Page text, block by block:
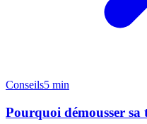
Conseils5 min
Pourquoi démousser sa